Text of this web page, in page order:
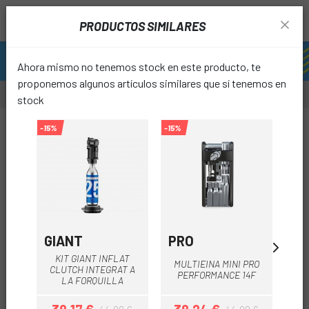
PRODUCTOS SIMILARES
Ahora mismo no tenemos stock en este producto, te
proponemos algunos artículos similares que sí tenemos en
stock
-15%
GIANT
KIT GIANT INFLAT
CLUTCH INTEGRAT A
LA FORQUILLA
-15%
PRO
MULTIEINA MINI PRO
PERFORMANCE 14F